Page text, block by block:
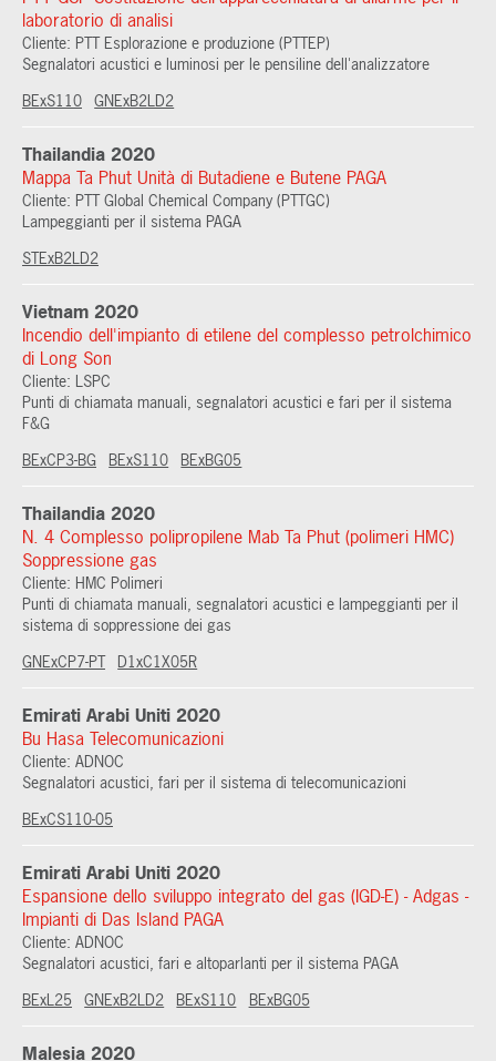
laboratorio di analisi
Cliente: PTT Esplorazione e produzione (PTTEP)
Segnalatori acustici e luminosi per le pensiline dell'analizzatore
BExS110 GNExB2LD2
Thailandia 2020
Mappa Ta Phut Unità di Butadiene e Butene PAGA
Cliente: PTT Global Chemical Company (PTTGC)
Lampeggianti per il sistema PAGA
STExB2LD2
Vietnam 2020
Incendio dell'impianto di etilene del complesso petrolchimico
di Long Son
Cliente: LSPC
Punti di chiamata manuali, segnalatori acustici e fari per il sistema
F&G
BExCP3-BG
BExS110 BExBG05
Thailandia 2020
N. 4 Complesso polipropilene Mab Ta Phut (polimeri HMC)
Soppressione gas
Cliente: HMC Polimeri
Punti di chiamata manuali, segnalatori acustici e lampeggianti per il
sistema di soppressione dei gas
GNExCP7-PT
D1xC1X05R
Emirati Arabi Uniti 2020
Bu Hasa Telecomunicazioni
Cliente: ADNOC
Segnalatori acustici, fari per il sistema di telecomunicazioni
BExCS110-05
Emirati Arabi Uniti 2020
Espansione dello sviluppo integrato del gas (IGD-E) - Adgas -
Impianti di Das Island PAGA
Cliente: ADNOC
Segnalatori acustici, fari e altoparlanti per il sistema PAGA
BExL25 GNExB2LD2 BExS110 BExBG05
Malesia 2020